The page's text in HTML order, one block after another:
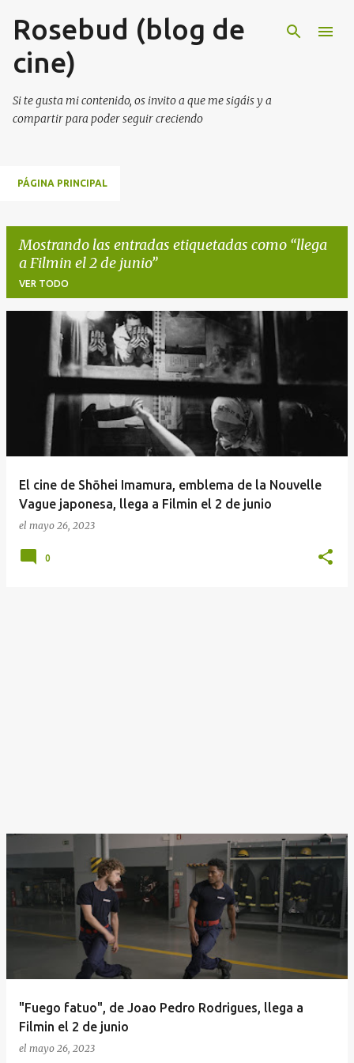
Ir al contenido principal
Rosebud (blog de
cine)
Si te gusta mi contenido, os invito a que me sigáis y a
compartir para poder seguir creciendo
PÁGINA PRINCIPAL
Mostrando las entradas etiquetadas como llega
a Filmin el 2 de junio
VER TODO
El cine de Shōhei Imamura, emblema de la Nouvelle
Vague japonesa, llega a Filmin el 2 de junio
el mayo 26, 2023
0
"Fuego fatuo", de Joao Pedro Rodrigues, llega a
Filmin el 2 de junio
el mayo 26, 2023